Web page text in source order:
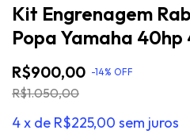
Kit Engrenagem
Popa Yamaha 40hp
R$900,00 -14% OFF
R$1.050,00
4x de R$225,00 sem juros